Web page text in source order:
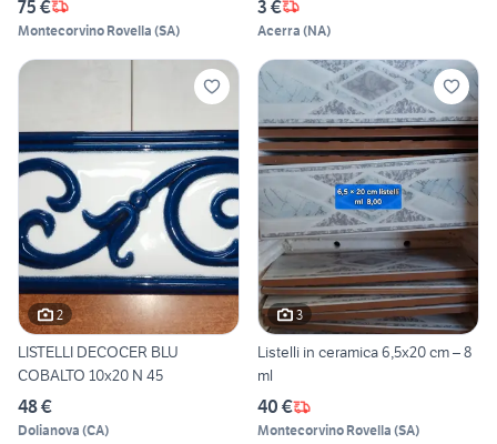
75 €
Montecorvino Rovella (SA)
3 €
Acerra (NA)
2
LISTELLI DECOCER BLU
COBALTO 10x20 N 45
48 €
Dolianova (CA)
3
Listelli in ceramica 6,5x20 cm – 8
ml
40 €
Montecorvino Rovella (SA)